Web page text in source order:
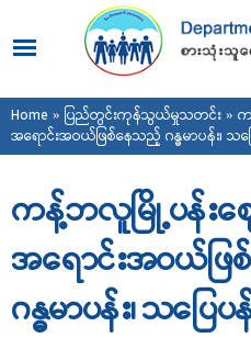
main
content
You are here
Home » ပြည်တွင်းကုန်သွယ်မှုသတင်း»
အရောင်းအဝယ်ဖြစ်နေသည့် ဂန္ဓမာပန်း၊ သပ
ကန့်ဘလူမြို့ပန်း
အရောင်းအဝယ်ဖ
ဂန္ဓမာပန်း၊ သပြေ